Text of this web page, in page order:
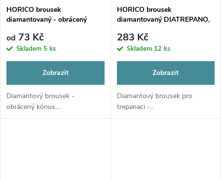
HORICO brousek
diamantovaný - obrácený
od 73 Kč
Skladem 5 ks
Zobrazit
Diamantový brousek -
obrácený kónus....
HORICO brousek
diamantovaný DIATREPANO,
283 Kč
Skladem 12 ks
Zobrazit
Diamantový brousek pro
trepanaci -...